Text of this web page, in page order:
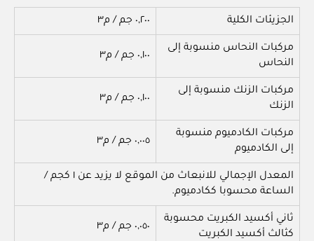
الجزيئات الكلية ٠,٢٠٠ جم / م٣
مركبات النحاس منسوبة إلى
النحاس
٠,١٠٠ جم / م٣
مركبات الزنك منسوبة إلى
الزنك
٠,١٠٠ جم / م٣
مركبات الكادميوم منسوبة
إلى الكادميوم
٠,٠٠٥ جم / م٣
المعدل الإجمالي للانبعاث من الموقع لا يزيد عن ١ كجم /
الساعة محسوبا ككادميوم.
ثاني أكسيد الكبريت محسوبة
كثالث أكسيد الكبريت
٠,٠٥٠ جم / م٣